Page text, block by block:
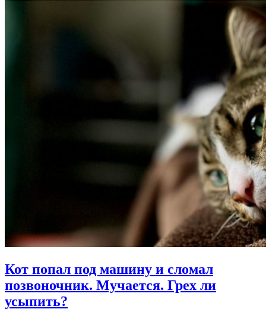
Кот попал под машину и сломал
позвоночник. Мучается. Грех ли
усыпить?